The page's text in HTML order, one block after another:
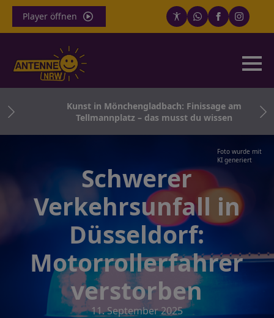
Player öffnen
Kunst in Mönchengladbach: Finissage am
Tellmannplatz – das musst du wissen
Foto wurde mit
KI generiert
Schwerer
Verkehrsunfall in
Düsseldorf:
Motorrollerfahrer
verstorben
11. September 2025